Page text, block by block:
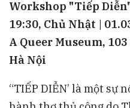
Workshop "Tiếp
19:30, Chủ Nhật |
A Queer Museum,
Hà Nội
“TIẾP DIỄN’ là một sự